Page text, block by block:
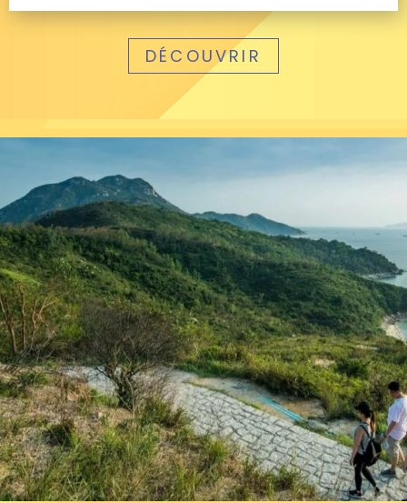
DÉCOUVRIR